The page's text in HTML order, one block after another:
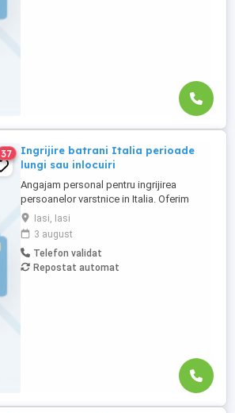
37
Ingrijire batrani Italia perioade
lungi sau inlocuiri
Angajam personal pentru ingrijirea
persoanelor varstnice in Italia. Oferim
stabilitate si sprijin pe toata perioada
contractului. Nu percepem nicio taxa in
Romania sau Italia! Cunostinte medii de
limba italiana! Experienta si recomandarile
constituie avantaj!
Iasi, Iasi
3 august
Telefon validat
Repostat automat